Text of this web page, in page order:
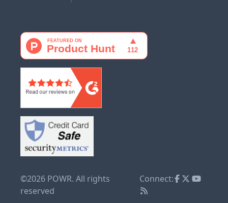
©2026 POWR. All rights
reserved
Connect: